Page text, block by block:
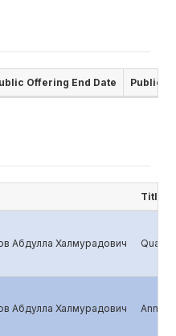
Offering End Date Public
Title
Абдулла Халмурадович
Абдулла Халмурадович